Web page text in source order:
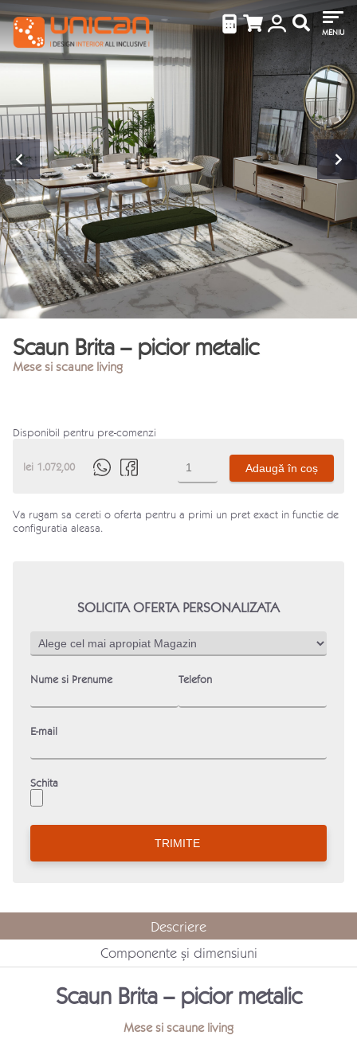
MENIU
Scaun Brita – picior metalic
Mese si scaune living
Disponibil pentru pre-comenzi
lei 1.072,00
Scaun
Brita
picior
Adaugă în coș
Va rugam sa cereti o oferta pentru a primi un pret exact in functie de
configuratia aleasa.
SOLICITA OFERTA PERSONALIZATA
Nume si Prenume Telefon
E-mail
Schita
Descriere
Componente și dimensiuni
Scaun Brita – picior metalic
Mese si scaune living